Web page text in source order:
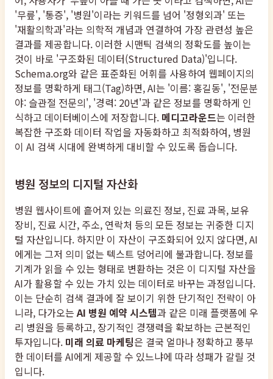
'무릎', '통증', '병원'이라는 키워드를 넘어 '정형외과' 또는
'재활의학과'라는 의학적 개념과 연결하여 가장 관련성 높은
결과를 제공합니다. 이러한 시맨틱 검색의 정확도를 높이는
것이 바로 '구조화된 데이터(Structured Data)'입니다.
Schema.org와 같은 표준화된 어휘를 사용하여 웹페이지의
정보를 명확하게 태그(Tag)하면, AI는 '이름: 홍길동', '전문분
야: 슬관절 전문의', '경력: 20년'과 같은 정보를 명확하게 인
식하고 데이터베이스에 저장합니다. 메디고라운드는 이러한
복잡한 구조화 데이터 작업을 자동화하고 최적화하여, 병원
이 AI 검색 시대에 완벽하게 대비할 수 있도록 돕습니다.
병원 정보의 디지털 자산화
병원 웹사이트에 흩어져 있는 의료진 정보, 진료 과목, 보유
장비, 진료 시간, 주소, 연락처 등의 모든 정보는 귀중한 디지
털 자산입니다. 하지만 이 자산이 구조화되어 있지 않다면, AI
에게는 그저 의미 없는 텍스트 덩어리에 불과합니다. 정보를
기계가 읽을 수 있는 형태로 변환하는 것은 이 디지털 자산을
AI가 활용할 수 있는 가치 있는 데이터로 바꾸는 과정입니다.
이는 단순히 검색 결과에 잘 보이기 위한 단기적인 전략이 아
니라, 다가오는 AI 병원 예약 시스템과 같은 미래 플랫폼에 우
리 병원을 등록하고, 장기적인 경쟁력을 확보하는 근본적인
투자입니다. 미래 의료 마케팅은 결국 얼마나 정확하고 풍부
한 데이터를 AI에게 제공할 수 있느냐에 따라 성패가 갈릴 것
입니다.